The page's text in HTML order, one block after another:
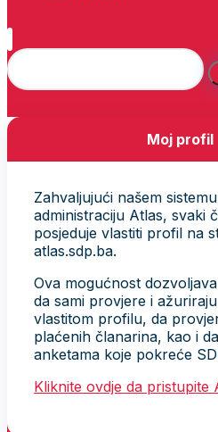
Moj profil
Zahvaljujući našem
administraciju Atlas, svaki
posjeduje vlastiti profil na
atlas.sdp.ba.
Ova mogućnost
da sami provjere i
vlastitom profilu, da
plaćenih članarina, kao i
anketama koje pokreće
Kliknite ovdje da pristupite